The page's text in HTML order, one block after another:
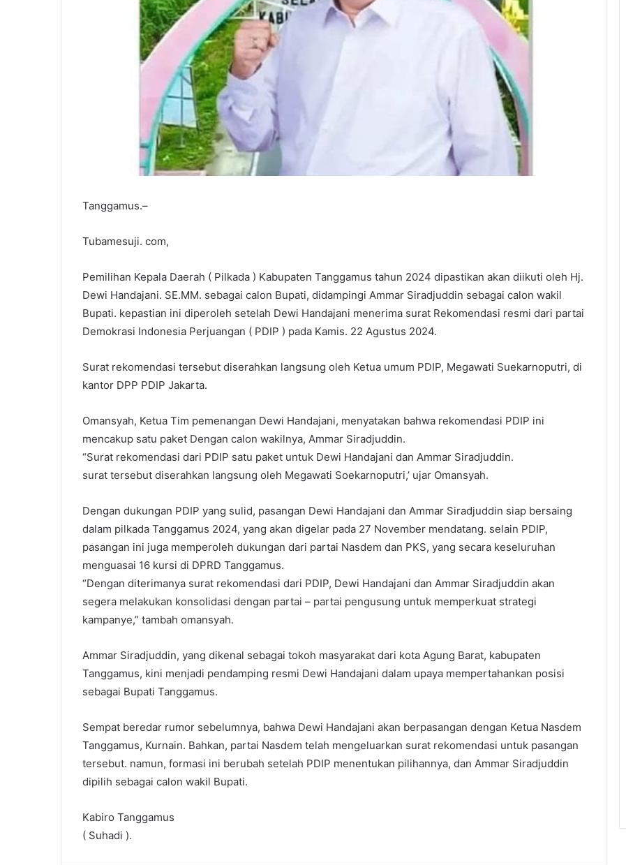
Tanggamus.–
Tubamesuji. com,
Pemilihan Kepala Daerah ( Pilkada ) Kabupaten Tanggamus tahun 2024 dipastikan akan diikuti oleh Hj.
Dewi Handajani. SE.MM. sebagai calon Bupati, didampingi Ammar Siradjuddin sebagai calon wakil
Bupati. kepastian ini diperoleh setelah Dewi Handajani menerima surat Rekomendasi resmi dari partai
Demokrasi Indonesia Perjuangan ( PDIP ) pada Kamis. 22 Agustus 2024.
Surat rekomendasi tersebut diserahkan langsung oleh Ketua umum PDIP, Megawati Suekarnoputri, di
kantor DPP PDIP Jakarta.
Omansyah, Ketua Tim pemenangan Dewi Handajani, menyatakan bahwa rekomendasi PDIP ini
mencakup satu paket Dengan calon wakilnya, Ammar Siradjuddin.
“Surat rekomendasi dari PDIP satu paket untuk Dewi Handajani dan Ammar Siradjuddin.
surat tersebut diserahkan langsung oleh Megawati Soekarnoputri,’ ujar Omansyah.
Dengan dukungan PDIP yang sulid, pasangan Dewi Handajani dan Ammar Siradjuddin siap bersaing
dalam pilkada Tanggamus 2024, yang akan digelar pada 27 November mendatang. selain PDIP,
pasangan ini juga memperoleh dukungan dari partai Nasdem dan PKS, yang secara keseluruhan
menguasai 16 kursi di DPRD Tanggamus.
“Dengan diterimanya surat rekomendasi dari PDIP, Dewi Handajani dan Ammar Siradjuddin akan
segera melakukan konsolidasi dengan partai – partai pengusung untuk memperkuat strategi
kampanye,” tambah omansyah.
Ammar Siradjuddin, yang dikenal sebagai tokoh masyarakat dari kota Agung Barat, kabupaten
Tanggamus, kini menjadi pendamping resmi Dewi Handajani dalam upaya mempertahankan posisi
sebagai Bupati Tanggamus.
Sempat beredar rumor sebelumnya, bahwa Dewi Handajani akan berpasangan dengan Ketua Nasdem
Tanggamus, Kurnain. Bahkan, partai Nasdem telah mengeluarkan surat rekomendasi untuk pasangan
tersebut. namun, formasi ini berubah setelah PDIP menentukan pilihannya, dan Ammar Siradjuddin
dipilih sebagai calon wakil Bupati.
Kabiro Tanggamus
( Suhadi ).